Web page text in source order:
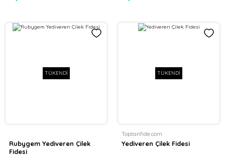
TÜKENDİ
Rubygem Yediveren Çilek
Fidesi
TÜKENDİ
Toptanfide.com
Yediveren Çilek Fidesi